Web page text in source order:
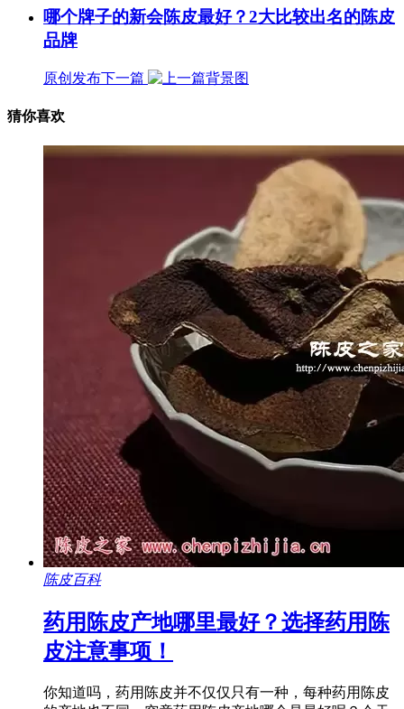
哪个牌子的新会陈皮最好？2大比较出名的陈皮
品牌
原创发布下一篇
猜你喜欢
陈皮百科
药用陈皮产地哪里最好？选择药用陈
皮注意事项！
你知道吗，药用陈皮并不仅仅只有一种，每种药用陈皮